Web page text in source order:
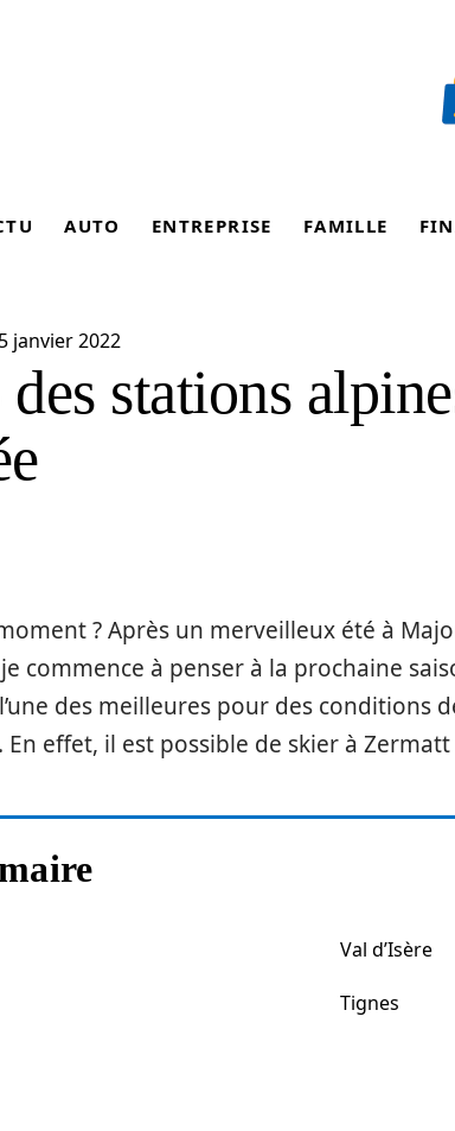
AUTO ENTREPRISE FAMILLE
janvier 2022
stations
moment ? Après un merveilleux été à
commence à penser à la prochaine
des meilleures pour des conditions
En effet, il est possible de skier à
Val d’Isère
Tignes